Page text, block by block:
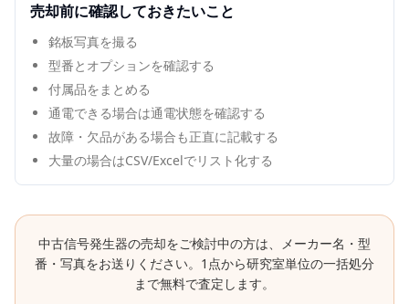
売却前に確認しておきたいこと
銘板写真を撮る
型番とオプションを確認する
付属品をまとめる
通電できる場合は通電状態を確認する
故障・欠品がある場合も正直に記載する
大量の場合はCSV/Excelでリスト化する
中古信号発生器の売却をご検討中の方は、メーカー名・型
番・写真をお送りください。1点から研究室単位の一括処分
まで無料で査定します。